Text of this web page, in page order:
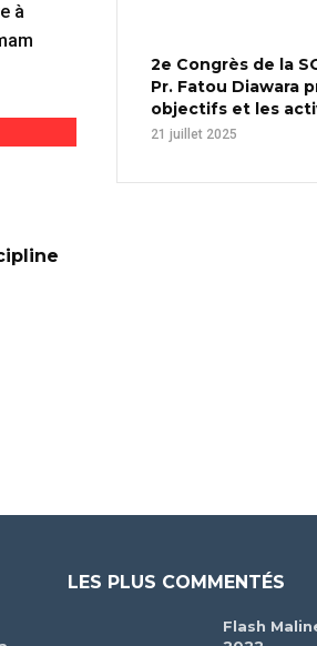
à
2e Congrès de la
Pr. Fatou Diawara
objectifs et les
21 juillet 2025
LES PLUS COMMENTÉS
Flash